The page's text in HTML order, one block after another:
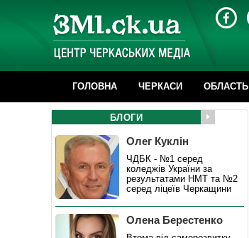
ГОЛОВНА ЧЕРКАСИ ОБЛАСТЬ
БЛОГИ
Олег Куклін
ЧДБК - №1 серед
коледжів України за
результатами НМТ та №2
серед ліцеїв Черкащини
Олена Берестенко